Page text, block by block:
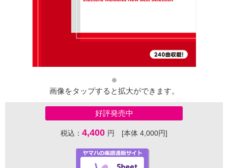
画像をタップすると拡大ができます。
好評発売中
税込： 4,400 円 [本体 4,000円]